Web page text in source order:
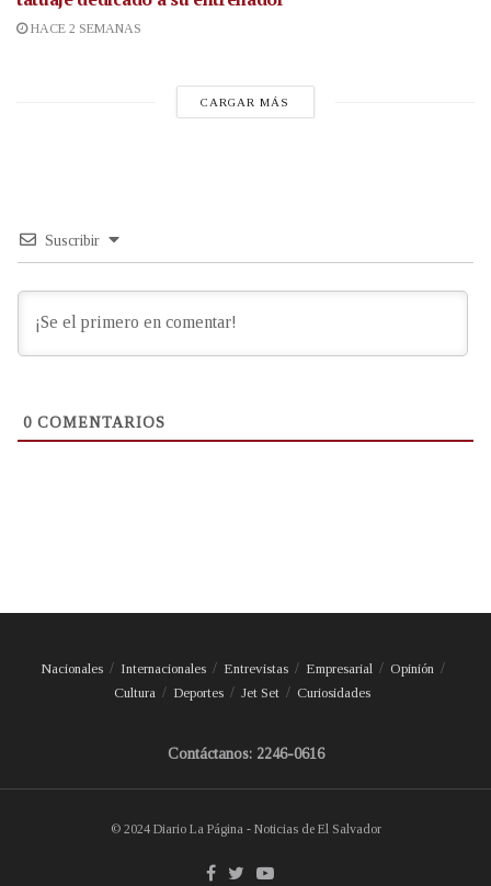
HACE 2 SEMANAS
CARGAR MÁS
Suscribir
0 COMENTARIOS
Nacionales Internacionales Entrevistas Empresarial
Opinión
Cultura
Deportes Jet Set Curiosidades
Contáctanos: 2246-0616
© 2024 Diario La Página - Noticias de El Salvador